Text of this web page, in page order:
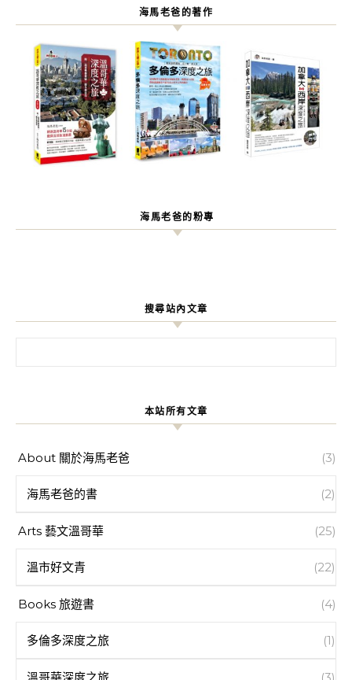
海馬老爸的著作
海馬老爸的粉專
搜尋站內文章
本站所有文章
About 關於海馬老爸 (3)
海馬老爸的書 (2)
Arts 藝文溫哥華 (25)
溫市好文青 (22)
Books 旅遊書 (4)
多倫多深度之旅 (1)
溫哥華深度之旅 (3)